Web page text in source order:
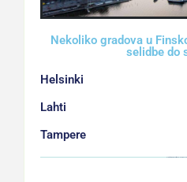
Nekoliko gradova u
selidbe do
Helsinki
Lahti
Tampere